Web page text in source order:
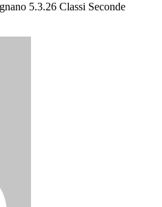
5.3.26 Classi Seconde